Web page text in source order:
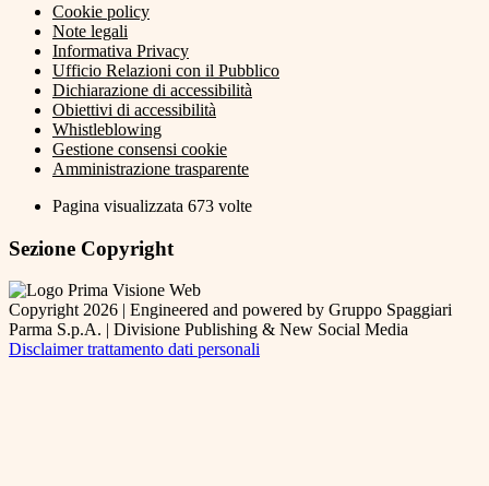
Cookie policy
Note legali
Informativa Privacy
Ufficio Relazioni con il Pubblico
Dichiarazione di accessibilità
Obiettivi di accessibilità
Whistleblowing
Gestione consensi cookie
Amministrazione trasparente
Pagina visualizzata 673 volte
Sezione Copyright
Copyright 2026 | Engineered and powered by Gruppo Spaggiari
Parma S.p.A. | Divisione Publishing & New Social Media
Disclaimer trattamento dati personali